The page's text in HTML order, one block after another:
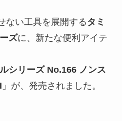
ない工具を展開する タミ
ズに、新たな便利アイテ
シリーズ No.166 ノンス
」が、発売されました。